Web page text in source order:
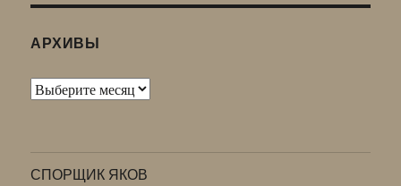
АРХИВЫ
Архивы
СПОРЩИК ЯКОВ